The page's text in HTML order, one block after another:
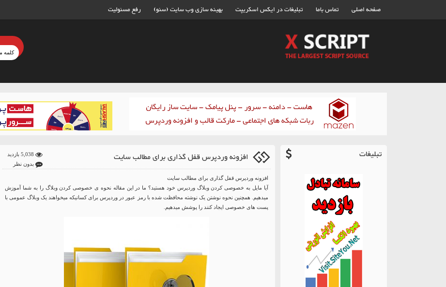
صفحه اصلی تماس باما تبلیغات در ایکس اسکریپت بهینه سازی وب سایت (سئو) رفع مسئولیت
تبلیغات افزونه وردپرس قفل گذاری برای مطالب سایت
بدون نظر
افزونه وردپرس قفل گذاری برای مطالب سایت
آیا مایل به خصوصی کردن وبلاگ وردپرس خود هستید؟ ما در این مقاله نحوه ی خصوصی کردن وبلاگ را به شما آموزش
میدهیم. همچنین نحوه نوشتن یک نوشته محافظت شده با رمز عبور در وردپرس برای کسانیکه میخواهند یک وبلاگ عمومی با
پست های خصوصی ایجاد کنند را پوشش میدهیم.